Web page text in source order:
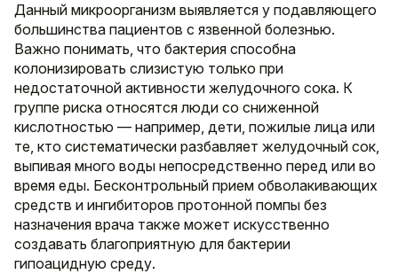
Данный микроорганизм выявляется у подавляющего
большинства пациентов с язвенной болезнью.
Важно понимать, что бактерия способна
колонизировать слизистую только при
недостаточной активности желудочного сока. К
группе риска относятся люди со сниженной
кислотностью — например, дети, пожилые лица или
те, кто систематически разбавляет желудочный сок,
выпивая много воды непосредственно перед или во
время еды. Бесконтрольный прием обволакивающих
средств и ингибиторов протонной помпы без
назначения врача также может искусственно
создавать благоприятную для бактерии
гипоацидную среду.